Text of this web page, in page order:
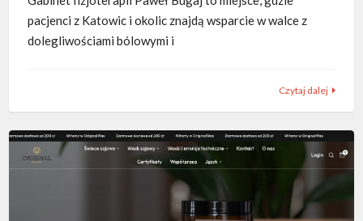
pacjenci z Katowic i okolic znajdą wsparcie w walce z
dolegliwościami bólowymi i
Czytaj dalej